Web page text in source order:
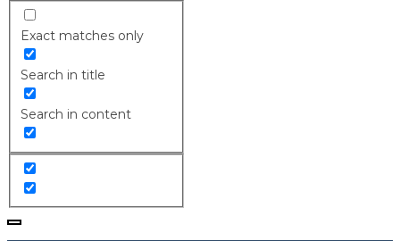
Exact matches only
Search in title
Search in content